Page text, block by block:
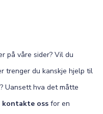
på våre sider? Vil du
trenger du kanskje hjelp til
Uansett hva det måtte
kontakte oss for en